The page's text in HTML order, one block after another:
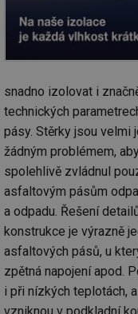
snadno izolovat i
technických
pásy. Stěrky jsou velmi
žádným problémem,
spolehlivě zvládnul
asfaltovým pásům
a odpadu. Řešení
konstrukce je výrazně
asfaltových pásů, u
zpětná napojení apod.
i při nízkých teplotách,